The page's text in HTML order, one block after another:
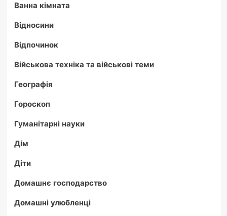
Ванна кімната
Відносини
Відпочинок
Військова техніка та військові теми
Географія
Гороскоп
Гуманітарні науки
Дім
Діти
Домашнє господарство
Домашні улюбленці